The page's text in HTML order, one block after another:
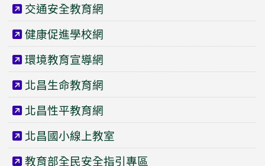
交通安全教育網
健康促進學校網
環境教育宣導網
北昌生命教育網
北昌性平教育網
北昌國小線上教室
教育部全民安全指引專區